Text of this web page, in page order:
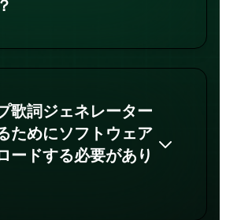
歌詞ジェネレーター
ためにソフトウェア
ードする必要があり